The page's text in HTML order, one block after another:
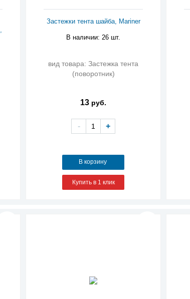
Застежки тента шайба, Mariner
В наличии: 26 шт.
вид товара: Застежка тента
(поворотник)
13 руб.
- +
В корзину
Купить в 1 клик